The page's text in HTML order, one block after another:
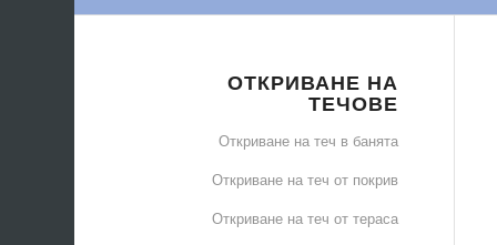
ОТКРИВАНЕ НА
ТЕЧОВЕ
Откриване на теч в банята
Откриване на теч от покрив
Откриване на теч от тераса